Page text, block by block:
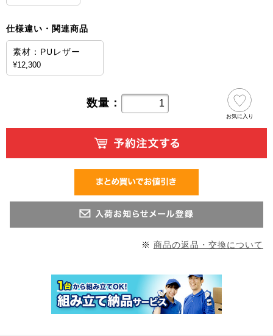
仕様違い・関連商品
素材：PUレザー
¥12,300
数量：
お気に入り
※ 商品の返品・交換について